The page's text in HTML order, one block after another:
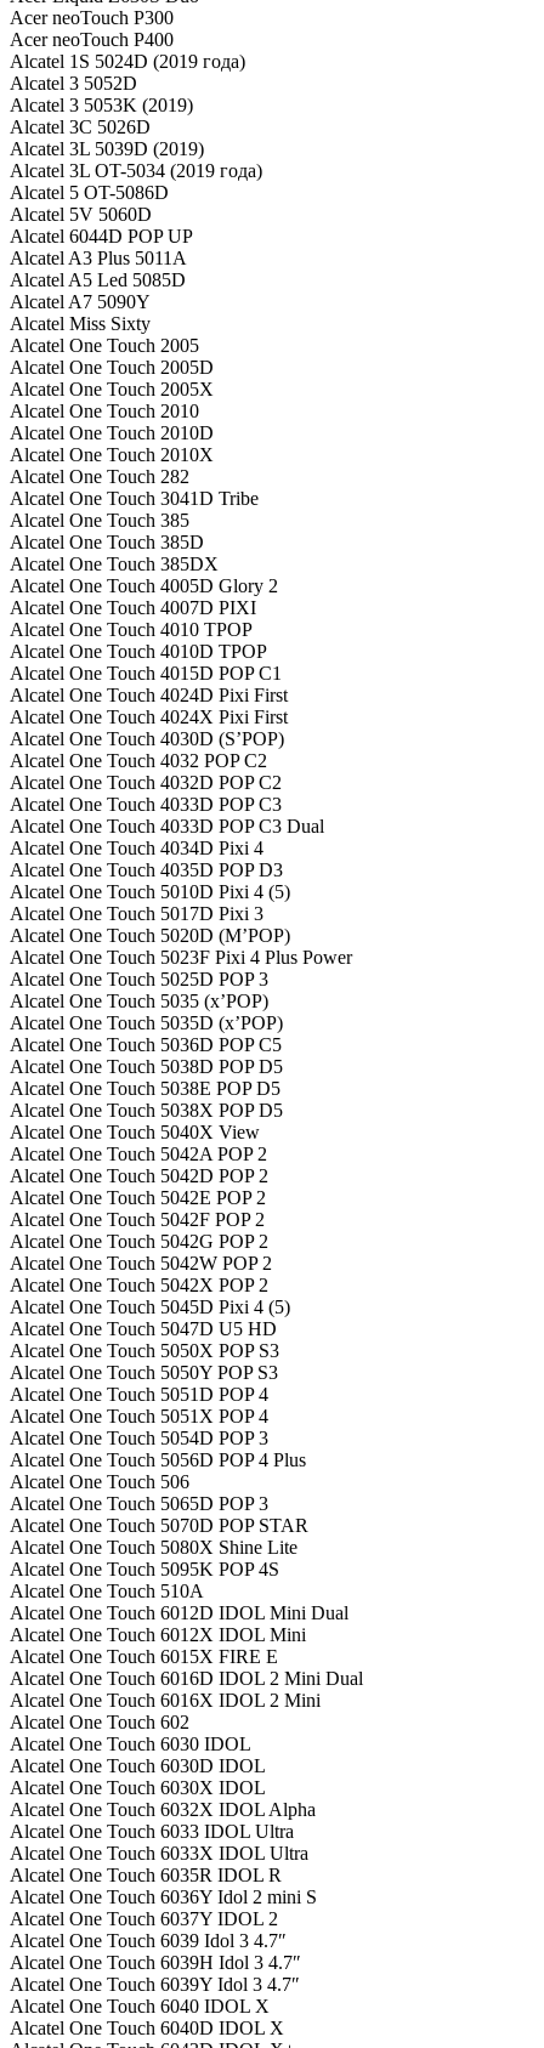
Acer neoTouch P300
Acer neoTouch P400
Alcatel 1S 5024D (2019 года)
Alcatel 3 5052D
Alcatel 3 5053K (2019)
Alcatel 3C 5026D
Alcatel 3L 5039D (2019)
Alcatel 3L OT-5034 (2019 года)
Alcatel 5 OT-5086D
Alcatel 5V 5060D
Alcatel 6044D POP UP
Alcatel A3 Plus 5011A
Alcatel A5 Led 5085D
Alcatel A7 5090Y
Alcatel Miss Sixty
Alcatel One Touch 2005
Alcatel One Touch 2005D
Alcatel One Touch 2005X
Alcatel One Touch 2010
Alcatel One Touch 2010D
Alcatel One Touch 2010X
Alcatel One Touch 282
Alcatel One Touch 3041D Tribe
Alcatel One Touch 385
Alcatel One Touch 385D
Alcatel One Touch 385DX
Alcatel One Touch 4005D Glory 2
Alcatel One Touch 4007D PIXI
Alcatel One Touch 4010 TPOP
Alcatel One Touch 4010D TPOP
Alcatel One Touch 4015D POP C1
Alcatel One Touch 4024D Pixi First
Alcatel One Touch 4024X Pixi First
Alcatel One Touch 4030D (S’POP)
Alcatel One Touch 4032 POP C2
Alcatel One Touch 4032D POP C2
Alcatel One Touch 4033D POP C3
Alcatel One Touch 4033D POP C3 Dual
Alcatel One Touch 4034D Pixi 4
Alcatel One Touch 4035D POP D3
Alcatel One Touch 5010D Pixi 4 (5)
Alcatel One Touch 5017D Pixi 3
Alcatel One Touch 5020D (M’POP)
Alcatel One Touch 5023F Pixi 4 Plus Power
Alcatel One Touch 5025D POP 3
Alcatel One Touch 5035 (x’POP)
Alcatel One Touch 5035D (x’POP)
Alcatel One Touch 5036D POP C5
Alcatel One Touch 5038D POP D5
Alcatel One Touch 5038E POP D5
Alcatel One Touch 5038X POP D5
Alcatel One Touch 5040X View
Alcatel One Touch 5042A POP 2
Alcatel One Touch 5042D POP 2
Alcatel One Touch 5042E POP 2
Alcatel One Touch 5042F POP 2
Alcatel One Touch 5042G POP 2
Alcatel One Touch 5042W POP 2
Alcatel One Touch 5042X POP 2
Alcatel One Touch 5045D Pixi 4 (5)
Alcatel One Touch 5047D U5 HD
Alcatel One Touch 5050X POP S3
Alcatel One Touch 5050Y POP S3
Alcatel One Touch 5051D POP 4
Alcatel One Touch 5051X POP 4
Alcatel One Touch 5054D POP 3
Alcatel One Touch 5056D POP 4 Plus
Alcatel One Touch 506
Alcatel One Touch 5065D POP 3
Alcatel One Touch 5070D POP STAR
Alcatel One Touch 5080X Shine Lite
Alcatel One Touch 5095K POP 4S
Alcatel One Touch 510A
Alcatel One Touch 6012D IDOL Mini Dual
Alcatel One Touch 6012X IDOL Mini
Alcatel One Touch 6015X FIRE E
Alcatel One Touch 6016D IDOL 2 Mini Dual
Alcatel One Touch 6016X IDOL 2 Mini
Alcatel One Touch 602
Alcatel One Touch 6030 IDOL
Alcatel One Touch 6030D IDOL
Alcatel One Touch 6030X IDOL
Alcatel One Touch 6032X IDOL Alpha
Alcatel One Touch 6033 IDOL Ultra
Alcatel One Touch 6033X IDOL Ultra
Alcatel One Touch 6035R IDOL R
Alcatel One Touch 6036Y Idol 2 mini S
Alcatel One Touch 6037Y IDOL 2
Alcatel One Touch 6039 Idol 3 4.7″
Alcatel One Touch 6039H Idol 3 4.7″
Alcatel One Touch 6039Y Idol 3 4.7″
Alcatel One Touch 6040 IDOL X
Alcatel One Touch 6040D IDOL X